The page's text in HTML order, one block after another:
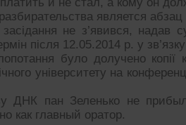
является
не з’явився, надав
після 12.05.2014 р. у
було долучено копії
університету на
ДНК пан Зеленько не
как главный оратор.